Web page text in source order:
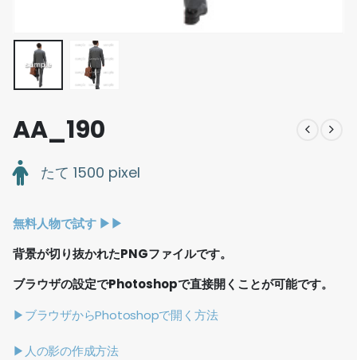
AA_190
たて 1500 pixel
無料人物で試す ▶︎▶︎
背景が切り抜かれたPNGファイルです。
ブラウザの設定でPhotoshopで直接開くことが可能です。
▶ブラウザからPhotoshopで開く方法
▶人の影の作成方法